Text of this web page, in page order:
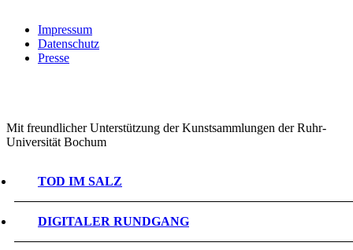
Impressum
Datenschutz
Presse
Mit freundlicher Unterstützung der Kunstsammlungen der Ruhr-
Universität Bochum
TOD IM SALZ
DIGITALER RUNDGANG